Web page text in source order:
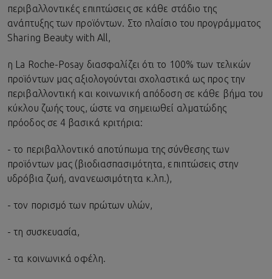
περιβαλλοντικές επιπτώσεις σε κάθε στάδιο της
ανάπτυξης των προϊόντων. Στο πλαίσιο του προγράμματος
Sharing Beauty with All,
η La Roche-Posay διασφαλίζει ότι το 100% των τελικών
προϊόντων μας αξιολογούνται σχολαστικά ως προς την
περιβαλλοντική και κοινωνική απόδοση σε κάθε βήμα του
κύκλου ζωής τους, ώστε να σημειωθεί αλματώδης
πρόοδος σε 4 βασικά κριτήρια:
- το περιβαλλοντικό αποτύπωμα της σύνθεσης των
προϊόντων μας (βιοδιασπασιμότητα, επιπτώσεις στην
υδρόβια ζωή, ανανεωσιμότητα κ.λπ.),
- τον πορισμό των πρώτων υλών,
- τη συσκευασία,
- τα κοινωνικά οφέλη.